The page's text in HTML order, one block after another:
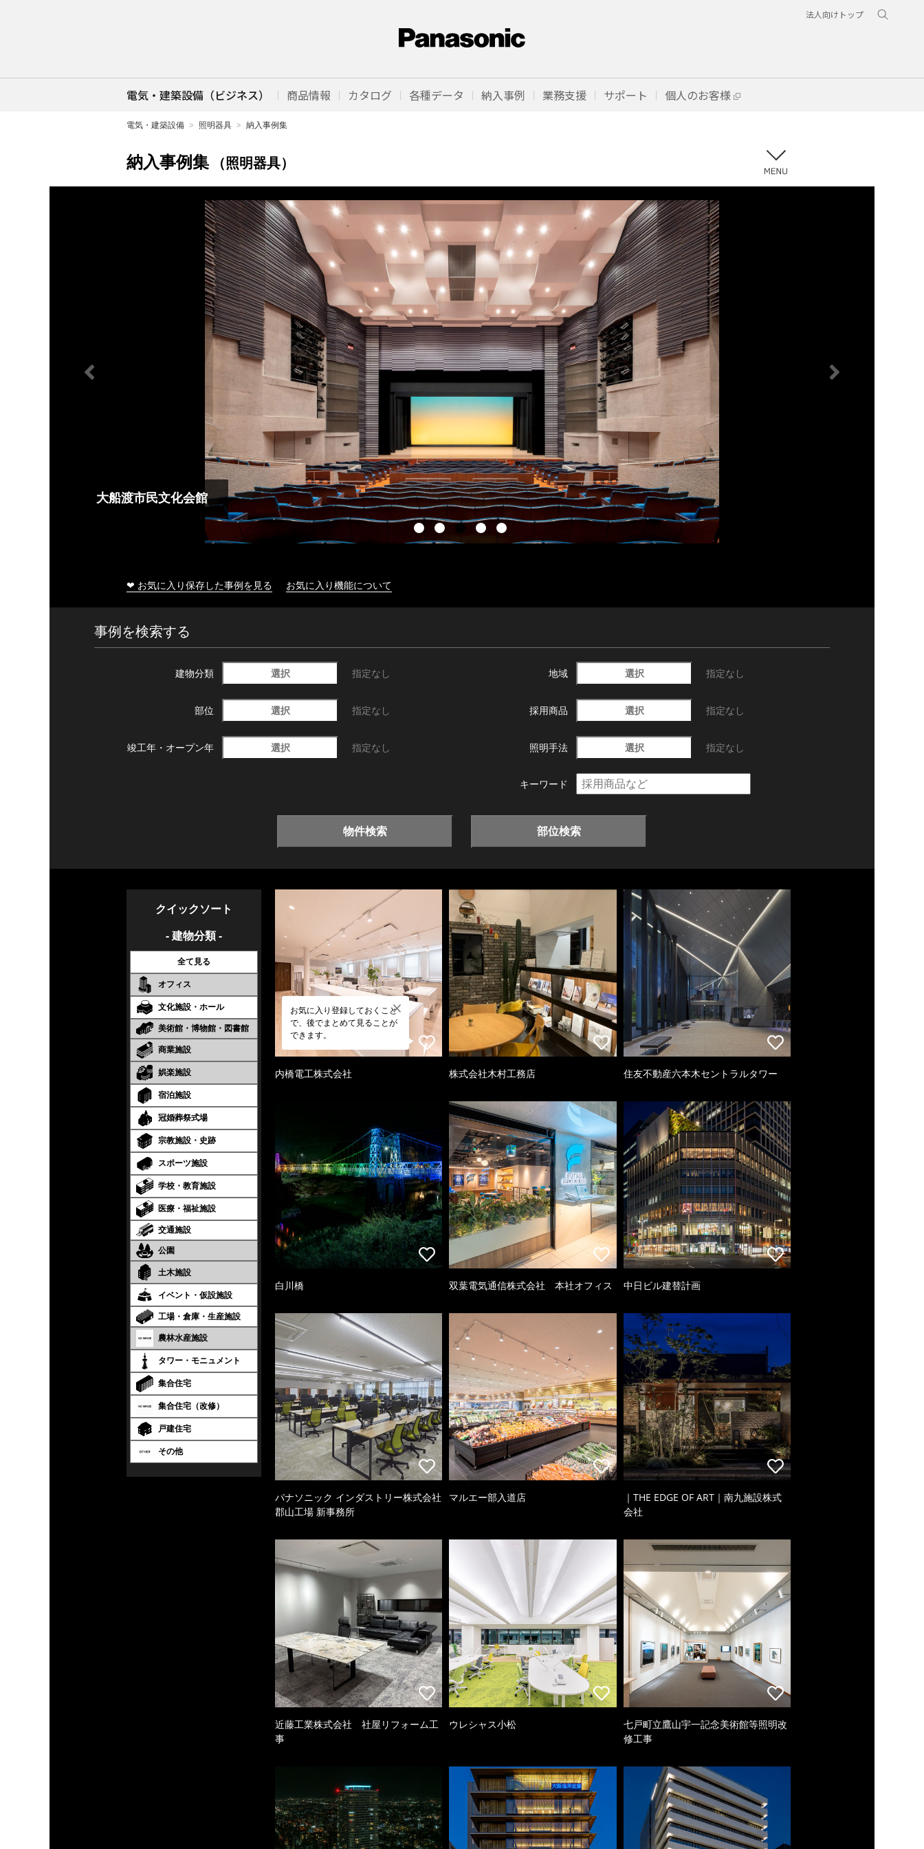
法人向けトップ
電気・建築設備（ビジネス） 商品情報 カタログ 各種データ 納入事例 業務支援 サポート 個人のお客様
電気・建築設備 照明器具 納入事例集
納入事例集 （照明器具）
大船渡市民文化会館
❤ お気に入り保存した事例を見る お気に入り機能について
事例を検索する
建物分類 選択 指定なし 地域 選択 指定なし
部位 選択 指定なし 採用商品 選択 指定なし
竣工年・ オープン年 選択 指定なし 照明手法 選択 指定なし
キーワード
物件検索 部位検索
クイックソート
- 建物分類 -
全て見る
オフィス
文化施設・ホール
美術館・博物館・図書館
商業施設
娯楽施設
宿泊施設
冠婚葬祭式場
宗教施設・史跡
スポーツ施設
学校・教育施設
医療・福祉施設
交通施設
公園
土木施設
イベント・仮設施設
工場・倉庫・生産施設
農林水産施設
タワー・モニュメント
集合住宅
集合住宅（改修）
戸建住宅
その他
お気に入り登録しておくこと
で、後でまとめて見ることが
できます。
内橋電工株式会社 株式会社木村工務店 住友不動産六本木セントラルタワー
白川橋 双葉電気通信株式会社 本社オフィス 中日ビル建替計画
パナソニック インダストリー株式会社
郡山工場 新事務所
マルエー部入道店
｜THE EDGE OF ART｜南九施設株式
会社
近藤工業株式会社 社屋リフォーム工
事
ウレシャス小松
七戸町立鷹山宇一記念美術館等照明改
修工事